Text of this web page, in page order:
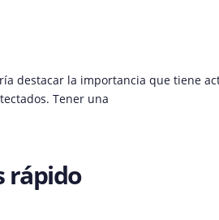
destacar la importancia que tiene
Tener una
rápido